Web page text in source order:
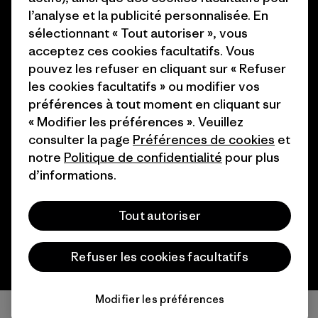
Cartes cadeaux
Programme d’affiliation
Patagonia Suisse Plan du site
© 2026 Patagonia, Inc. All Rights Reserved.
l’analyse et la publicité personnalisée. En
sélectionnant « Tout autoriser », vous
acceptez ces cookies facultatifs. Vous
pouvez les refuser en cliquant sur « Refuser
les cookies facultatifs » ou modifier vos
préférences à tout moment en cliquant sur
« Modifier les préférences ». Veuillez
consulter la page Préférences de cookies et
notre Politique de confidentialité pour plus
d’informations.
Tout autoriser
Refuser les cookies facultatifs
Modifier les préférences